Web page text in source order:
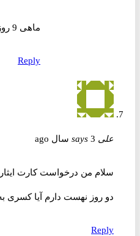
ماهی 9 روز
Reply
علی says 3 سال ago
دو روز نهست دارم آیا کسری به
Reply